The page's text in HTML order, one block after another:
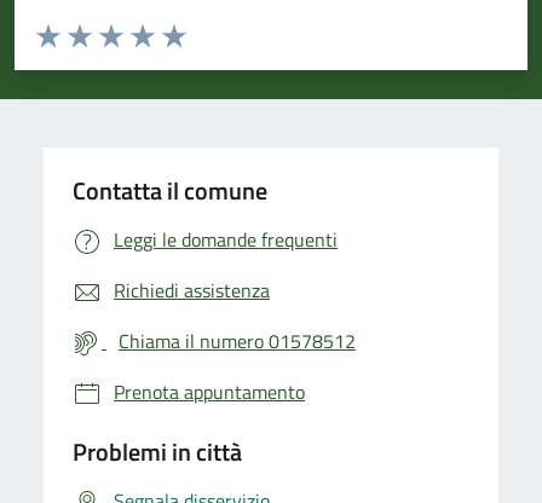
Valuta da 1 a 5 stelle la pagina
Valuta 5 stelle su 5
Valuta 4 stelle su 5
Valuta 3 stelle su 5
Valuta 2 stelle su 5
Valuta 1 stelle su 5
Contatta il comune
Leggi le domande frequenti
Richiedi assistenza
Chiama il numero 01578512
Prenota appuntamento
Problemi in città